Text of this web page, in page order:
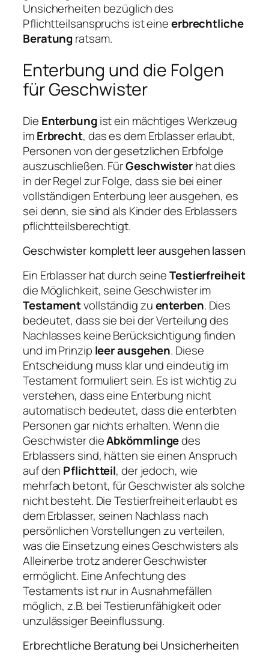
Unsicherheiten bezüglich des
Pflichtteilsanspruchs ist eineerbrechtliche
Beratung ratsam.
Enterbung und die Folgen
für Geschwister
Die Enterbung ist ein mächtiges Werkzeug
imErbrecht, das es dem Erblasser erlaubt,
Personen von der gesetzlichen Erbfolge
auszuschließen. FürGeschwisterhat dies
in der Regel zur Folge, dass sie bei einer
vollständigen Enterbung leer ausgehen, es
sei denn, sie sind als Kinder des Erblassers
pflichtteilsberechtigt.
Geschwister komplett leer ausgehen lassen
Ein Erblasser hat durch seineTestierfreiheit
die Möglichkeit, seine Geschwister im
Testamentvollständig zuenterben. Dies
bedeutet, dass sie bei der Verteilung des
Nachlasses keine Berücksichtigung finden
und im Prinzip leer ausgehen. Diese
Entscheidung muss klar und eindeutig im
Testament formuliert sein. Es ist wichtig zu
verstehen, dass eine Enterbung nicht
automatisch bedeutet, dass die enterbten
Personen gar nichts erhalten. Wenn die
Geschwister dieAbkömmlingedes
Erblassers sind, hätten sie einen Anspruch
auf den Pflichtteil, der jedoch, wie
mehrfach betont, für Geschwister als solche
nicht besteht. Die Testierfreiheit erlaubt es
dem Erblasser, seinen Nachlass nach
persönlichen Vorstellungen zu verteilen,
was die Einsetzung eines Geschwisters als
Alleinerbe trotz anderer Geschwister
ermöglicht. Eine Anfechtung des
Testaments ist nur in Ausnahmefällen
möglich, z.B. bei Testierunfähigkeit oder
unzulässiger Beeinflussung.
Erbrechtliche Beratung bei Unsicherheiten